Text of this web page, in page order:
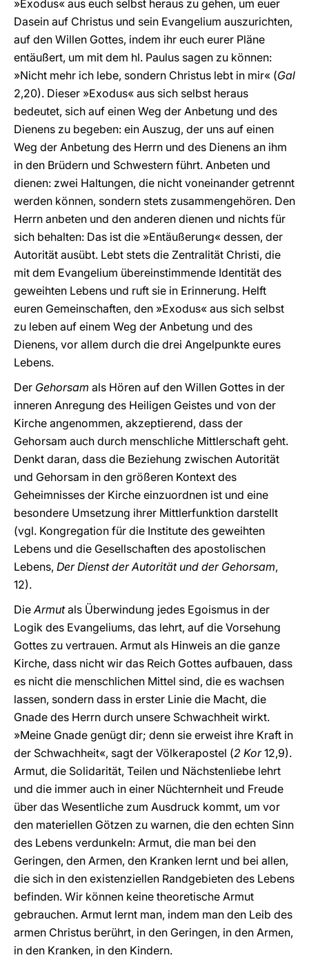
»Exodus« aus euch selbst heraus zu gehen, um euer
Dasein auf Christus und sein Evangelium auszurichten,
auf den Willen Gottes, indem ihr euch eurer Pläne
entäußert, um mit dem hl. Paulus sagen zu können:
»Nicht mehr ich lebe, sondern Christus lebt in mir« (Gal
2,20). Dieser »Exodus« aus sich selbst heraus
bedeutet, sich auf einen Weg der Anbetung und des
Dienens zu begeben: ein Auszug, der uns auf einen
Weg der Anbetung des Herrn und des Dienens an ihm
in den Brüdern und Schwestern führt. Anbeten und
dienen: zwei Haltungen, die nicht voneinander getrennt
werden können, sondern stets zusammengehören. Den
Herrn anbeten und den anderen dienen und nichts für
sich behalten: Das ist die »Entäußerung« dessen, der
Autorität ausübt. Lebt stets die Zentralität Christi, die
mit dem Evangelium übereinstimmende Identität des
geweihten Lebens und ruft sie in Erinnerung. Helft
euren Gemeinschaften, den »Exodus« aus sich selbst
zu leben auf einem Weg der Anbetung und des
Dienens, vor allem durch die drei Angelpunkte eures
Lebens.
Der Gehorsam als Hören auf den Willen Gottes in der
inneren Anregung des Heiligen Geistes und von der
Kirche angenommen, akzeptierend, dass der
Gehorsam auch durch menschliche Mittlerschaft geht.
Denkt daran, dass die Beziehung zwischen Autorität
und Gehorsam in den größeren Kontext des
Geheimnisses der Kirche einzuordnen ist und eine
besondere Umsetzung ihrer Mittlerfunktion darstellt
(vgl. Kongregation für die Institute des geweihten
Lebens und die Gesellschaften des apostolischen
Lebens, Der Dienst der Autorität und der Gehorsam,
12).
DieArmutals Überwindung jedes Egoismus in der
Logik des Evangeliums, das lehrt, auf die Vorsehung
Gottes zu vertrauen. Armut als Hinweis an die ganze
Kirche, dass nicht wir das Reich Gottes aufbauen, dass
es nicht die menschlichen Mittel sind, die es wachsen
lassen, sondern dass in erster Linie die Macht, die
Gnade des Herrn durch unsere Schwachheit wirkt.
»Meine Gnade genügt dir; denn sie erweist ihre Kraft in
der Schwachheit«, sagt der Völkerapostel (2 Kor12,9).
Armut, die Solidarität, Teilen und Nächstenliebe lehrt
und die immer auch in einer Nüchternheit und Freude
über das Wesentliche zum Ausdruck kommt, um vor
den materiellen Götzen zu warnen, die den echten Sinn
des Lebens verdunkeln: Armut, die man bei den
Geringen, den Armen, den Kranken lernt und bei allen,
die sich in den existenziellen Randgebieten des Lebens
befinden. Wir können keine theoretische Armut
gebrauchen. Armut lernt man, indem man den Leib des
armen Christus berührt, in den Geringen, in den Armen,
in den Kranken, in den Kindern.